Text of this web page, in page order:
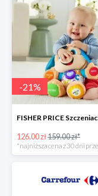
-21%
126.00 zł159.00 zł*